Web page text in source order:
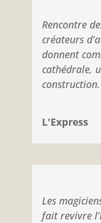
Rencontre
créateurs
donnent
cathédrale,
construction.
L'Express
Les
fait revivre